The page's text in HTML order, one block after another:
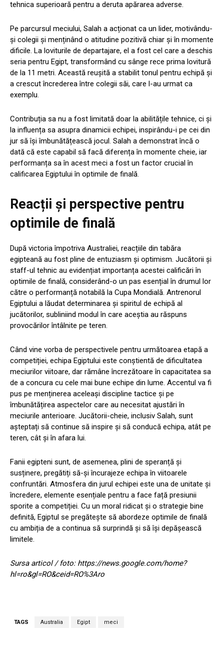
tehnica superioară pentru a deruta apărarea adverse.
Pe parcursul meciului, Salah a acționat ca un lider, motivându-
și colegii și menținând o atitudine pozitivă chiar și în momente
dificile. La loviturile de departajare, el a fost cel care a deschis
seria pentru Egipt, transformând cu sânge rece prima lovitură
de la 11 metri. Această reușită a stabilit tonul pentru echipă și
a crescut încrederea între colegii săi, care l-au urmat ca
exemplu.
Contribuția sa nu a fost limitată doar la abilitățile tehnice, ci și
la influența sa asupra dinamicii echipei, inspirându-i pe cei din
jur să își îmbunătățească jocul. Salah a demonstrat încă o
dată că este capabil să facă diferența în momente cheie, iar
performanța sa în acest meci a fost un factor crucial în
calificarea Egiptului în optimile de finală.
Reacții și perspective pentru
optimile de finală
După victoria împotriva Australiei, reacțiile din tabăra
egipteană au fost pline de entuziasm și optimism. Jucătorii și
staff-ul tehnic au evidențiat importanța acestei calificări în
optimile de finală, considerând-o un pas esențial în drumul lor
către o performanță notabilă la Cupa Mondială. Antrenorul
Egiptului a lăudat determinarea și spiritul de echipă al
jucătorilor, subliniind modul în care aceștia au răspuns
provocărilor întâlnite pe teren.
Când vine vorba de perspectivele pentru următoarea etapă a
competiției, echipa Egiptului este conștientă de dificultatea
meciurilor viitoare, dar rămâne încrezătoare în capacitatea sa
de a concura cu cele mai bune echipe din lume. Accentul va fi
pus pe menținerea aceleași discipline tactice și pe
îmbunătățirea aspectelor care au necesitat ajustări în
meciurile anterioare. Jucătorii-cheie, inclusiv Salah, sunt
așteptați să continue să inspire și să conducă echipa, atât pe
teren, cât și în afara lui.
Fanii egipteni sunt, de asemenea, plini de speranță și
susținere, pregătiți să-și încurajeze echipa în viitoarele
confruntări. Atmosfera din jurul echipei este una de unitate și
încredere, elemente esențiale pentru a face față presiunii
sporite a competiției. Cu un moral ridicat și o strategie bine
definită, Egiptul se pregătește să abordeze optimile de finală
cu ambiția de a continua să surprindă și să își depășească
limitele.
Sursa articol / foto: https://news.google.com/home?
hl=ro&gl=RO&ceid=RO%3Aro
TAGS Australia Egipt meci